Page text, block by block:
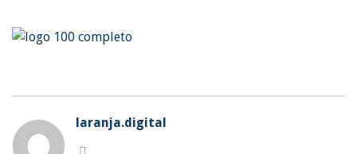
laranja.digital